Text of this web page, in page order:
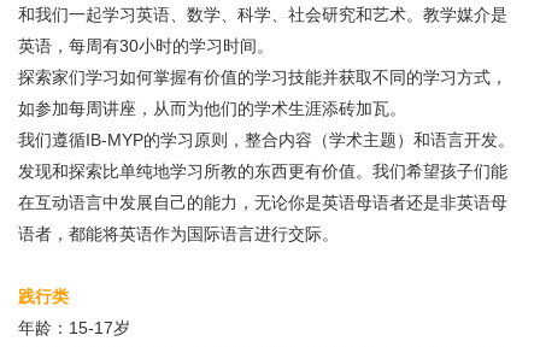
和我们一起学习英语、数学、科学、社会研究和艺术。教学媒介是
英语，每周有30小时的学习时间。
探索家们学习如何掌握有价值的学习技能并获取不同的学习方式，
如参加每周讲座，从而为他们的学术生涯添砖加瓦。
我们遵循IB-MYP的学习原则，整合内容（学术主题）和语言开发。
发现和探索比单纯地学习所教的东西更有价值。我们希望孩子们能
在互动语言中发展自己的能力，无论你是英语母语者还是非英语母
语者，都能将英语作为国际语言进行交际。
践行类
年龄：15-17岁